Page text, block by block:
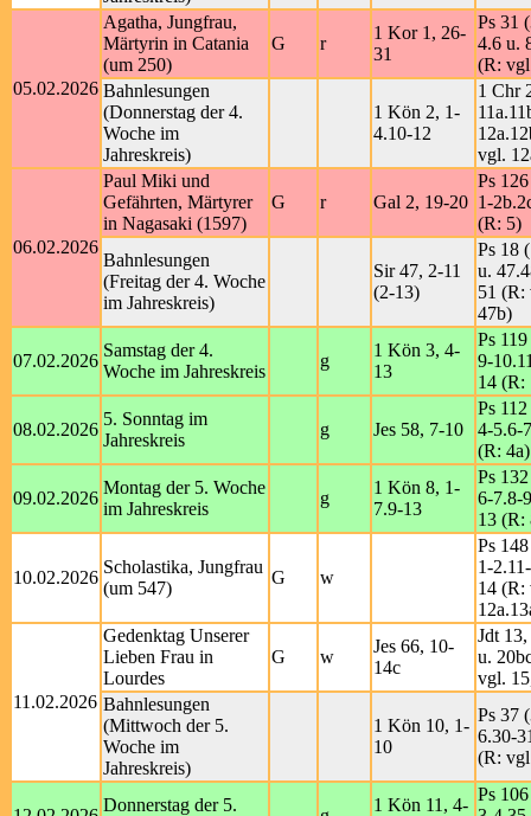
05.02.2026
Agatha, Jungfrau,
Märtyrin in Catania
(um 250)
G r
1 Kor 1, 26-
31
Ps 31
4.6 u.
(R:
Bahnlesungen
(Donnerstag der 4.
Woche im
Jahreskreis)
1 Kön 2, 1-
4.10-12
1 Chr
vgl.
06.02.2026
Paul Miki und
Gefährten, Märtyrer
in Nagasaki (1597)
G r Gal 2, 19-20
Ps
1-
(R: 5)
Bahnlesungen
(Freitag der 4. Woche
im Jahreskreis)
Sir 47, 2-11
(2-13)
Ps 18
u.
51 (R:
47b)
07.02.2026
Samstag der 4.
Woche im Jahreskreis
g
1 Kön 3, 4-
13
Ps
9-
14 (R:
08.02.2026
5. Sonntag im
Jahreskreis
g Jes 58, 7-10
Ps
4-5.6-
(R: 4a)
09.02.2026
Montag der 5. Woche
im Jahreskreis
g
1 Kön 8, 1-
7.9-13
Ps
6-7.8-
13 (R:
10.02.2026
Scholastika, Jungfrau
(um 547)
G w
Ps
1-
14 (R:
11.02.2026
Gedenktag Unserer
Lieben Frau in
Lourdes
G w
Jes 66, 10-
14c
Jdt
u.
vgl.
Bahnlesungen
(Mittwoch der 5.
Woche im
Jahreskreis)
1 Kön 10, 1-
10
Ps 37
6.30-
(R:
Donnerstag der 5.
1 Kön 11, 4-
Ps